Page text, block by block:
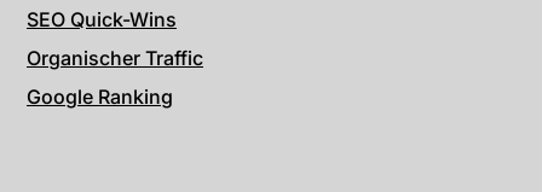
SEO Quick-Wins
Organischer Traffic
Google Ranking